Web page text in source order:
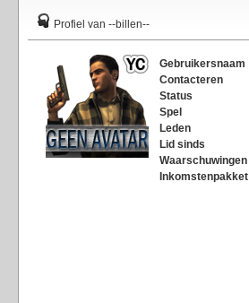
Profiel van --billen--
Gebruikersnaam
Contacteren
Status
Spel
Leden
Lid sinds
Waarschuwingen
Inkomstenpakket